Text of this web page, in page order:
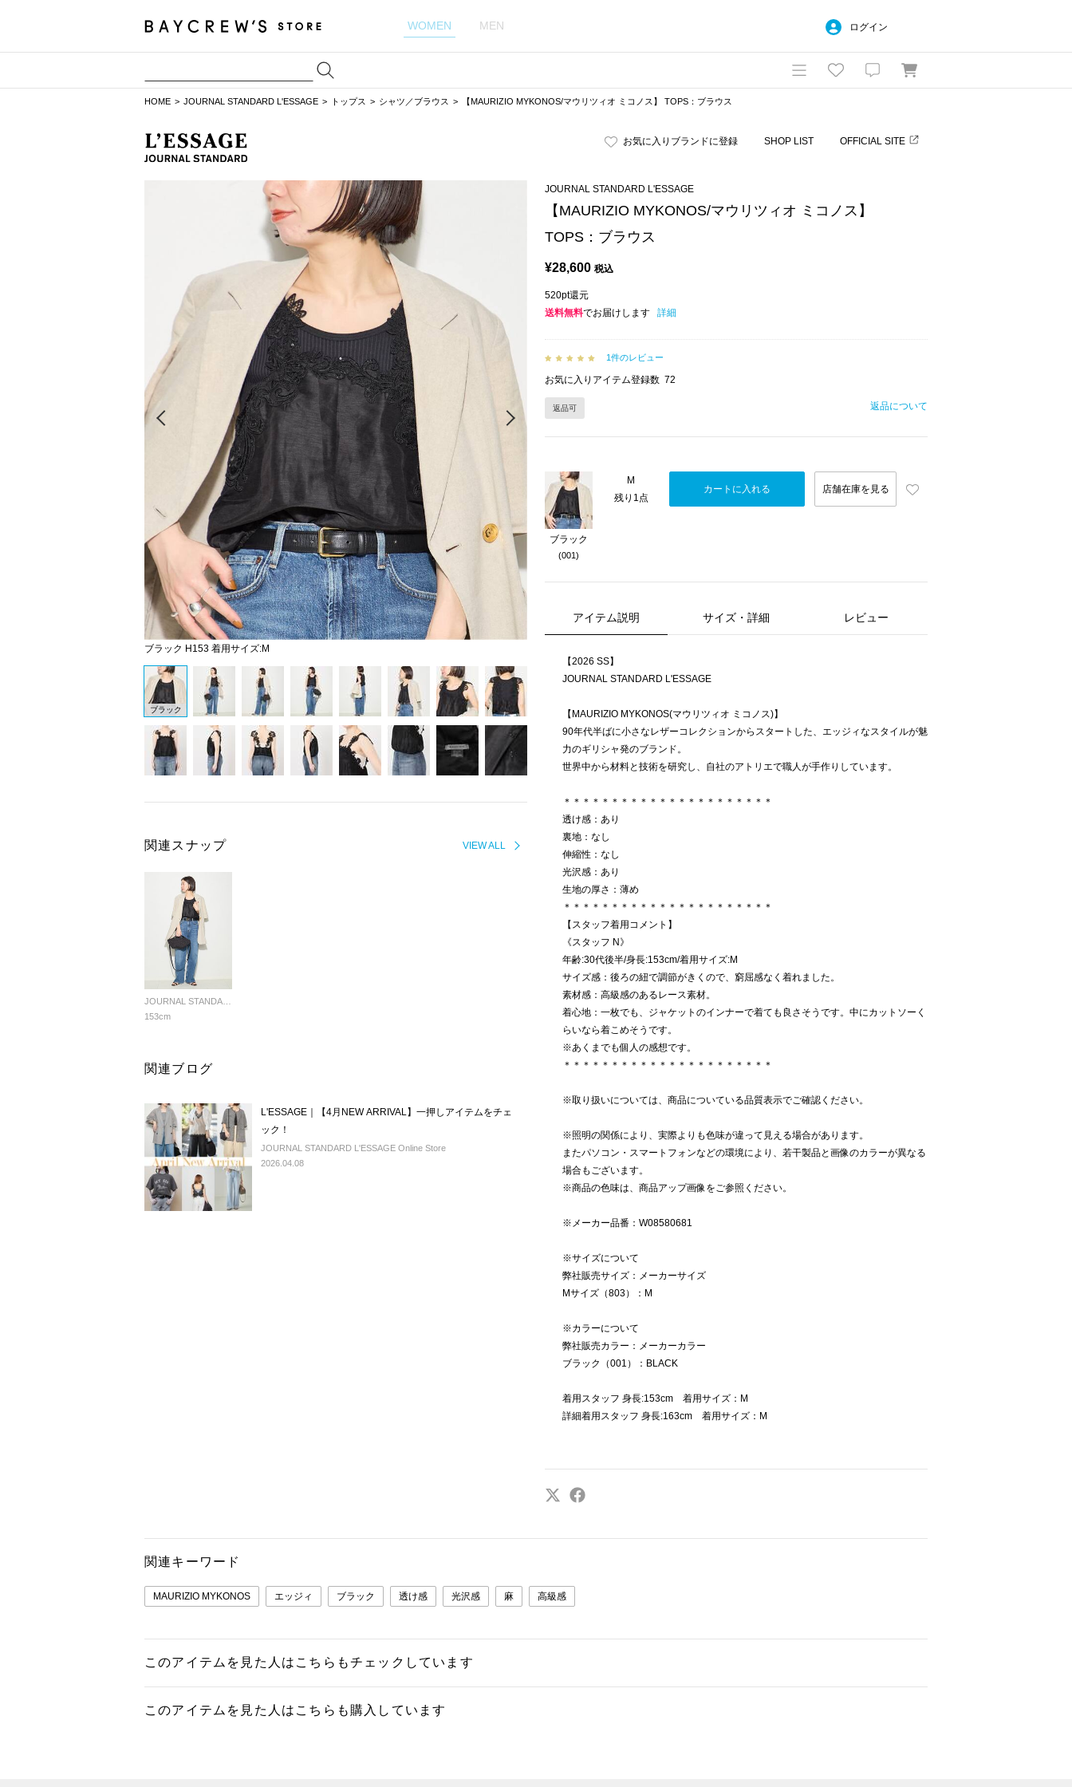
WOMEN MEN ログイン
HOME JOURNAL STANDARD L'ESSAGE トップス シャツ／ブラウス 【MAURIZIO MYKONOS/マウリツィオ ミコノス】 TOPS：ブラウス
お気に入りブランドに登録 SHOP LIST OFFICIAL SITE
ブラック H153 着用サイズ:M
ブラック
VIEW ALL
関連スナップ
153cm
関連ブログ
L'ESSAGE｜【4月NEW ARRIVAL】一押しアイテムをチェ
ック！
JOURNAL STANDARD L'ESSAGE Online Store
2026.04.08
JOURNAL STANDARD L'ESSAGE
【MAURIZIO MYKONOS/マウリツィオ ミコノス】
TOPS：ブラウス
¥28,600 税込
520pt還元
送料無料でお届けします 詳細
1件のレビュー
お気に入りアイテム登録数 72
返品可 返品について
ブラック
(001)
M
残り1点
カートに入れる 店舗在庫を見る
アイテム説明 サイズ・詳細 レビュー
【2026 SS】
JOURNAL STANDARD L'ESSAGE
【MAURIZIO MYKONOS(マウリツィオ ミコノス)】
90年代半ばに小さなレザーコレクションからスタートした、エッジィなスタイルが魅
力のギリシャ発のブランド。
世界中から材料と技術を研究し、自社のアトリエで職人が手作りしています。
＊＊＊＊＊＊＊＊＊＊＊＊＊＊＊＊＊＊＊＊＊＊
透け感：あり
裏地：なし
伸縮性：なし
光沢感：あり
生地の厚さ：薄め
＊＊＊＊＊＊＊＊＊＊＊＊＊＊＊＊＊＊＊＊＊＊
【スタッフ着用コメント】
《スタッフ N》
年齢:30代後半/身長:153cm/着用サイズ:M
サイズ感：後ろの紐で調節がきくので、窮屈感なく着れました。
素材感：高級感のあるレース素材。
着心地：一枚でも、ジャケットのインナーで着ても良さそうです。中にカットソーく
らいなら着こめそうです。
※あくまでも個人の感想です。
＊＊＊＊＊＊＊＊＊＊＊＊＊＊＊＊＊＊＊＊＊＊
※取り扱いについては、商品についている品質表示でご確認ください。
※照明の関係により、実際よりも色味が違って見える場合があります。
またパソコン・スマートフォンなどの環境により、若干製品と画像のカラーが異なる
場合もございます。
※商品の色味は、商品アップ画像をご参照ください。
※メーカー品番：W08580681
※サイズについて
弊社販売サイズ：メーカーサイズ
Mサイズ（803）：M
※カラーについて
弊社販売カラー：メーカーカラー
ブラック（001）：BLACK
着用スタッフ 身長:153cm 着用サイズ：M
詳細着用スタッフ 身長:163cm 着用サイズ：M
関連キーワード
MAURIZIO MYKONOS エッジィ ブラック 透け感 光沢感 麻 高級感
このアイテムを見た人はこちらもチェックしています
このアイテムを見た人はこちらも購入しています